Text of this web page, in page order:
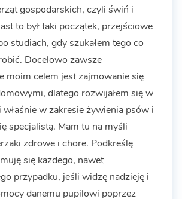
gospodarskich, czyli świń i
to był taki początek, przejściowe
studiach, gdy szukałem tego co
Docelowo zawsze
moim celem jest zajmowanie się
dlatego rozwijałem się w
w zakresie żywienia psów i
specjalistą. Mam tu na myśli
zdrowe i chore. Podkreślę
się każdego, nawet
przypadku, jeśli widzę nadzieję i
danemu pupilowi poprzez